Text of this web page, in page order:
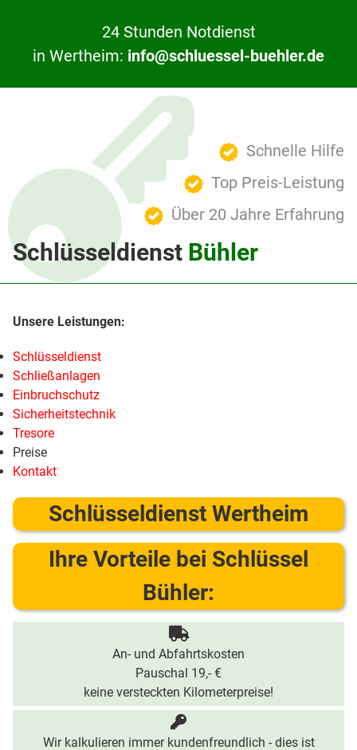
24 Stunden Notdienst
in Wertheim: info@schluessel-buehler.de
Schnelle Hilfe
Top Preis-Leistung
Über 20 Jahre Erfahrung
Schlüsseldienst Bühler
Schlüsseldienst
Schließanlagen
Einbruchschutz
Sicherheitstechnik
Tresore
Preise
Kontakt
Schlüsseldienst Wertheim
Ihre Vorteile bei Schlüssel
Bühler:
An- und Abfahrtskosten
Pauschal 19,- €
keine versteckten Kilometerpreise!
Wir kalkulieren immer kundenfreundlich - dies ist